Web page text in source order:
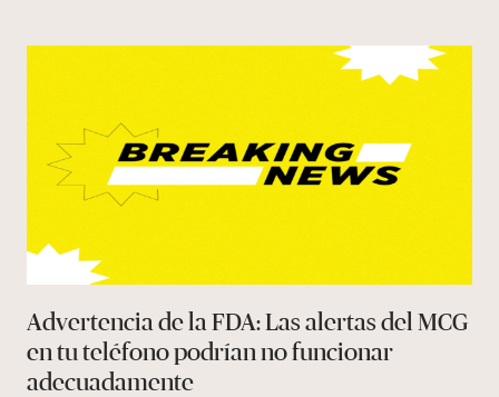
Advertencia de la FDA: Las alertas del MCG
en tu teléfono podrían no funcionar
adecuadamente